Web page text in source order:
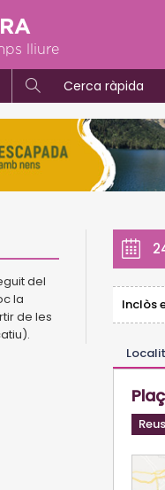
lliure
Cerca ràpida
del
la
de les
Inclòs
Reus